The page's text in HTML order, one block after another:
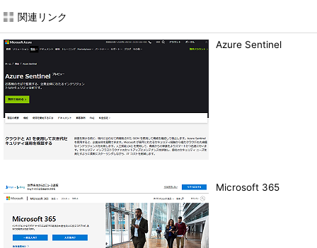
関連リンク
Azure Sentinel
Microsoft 365